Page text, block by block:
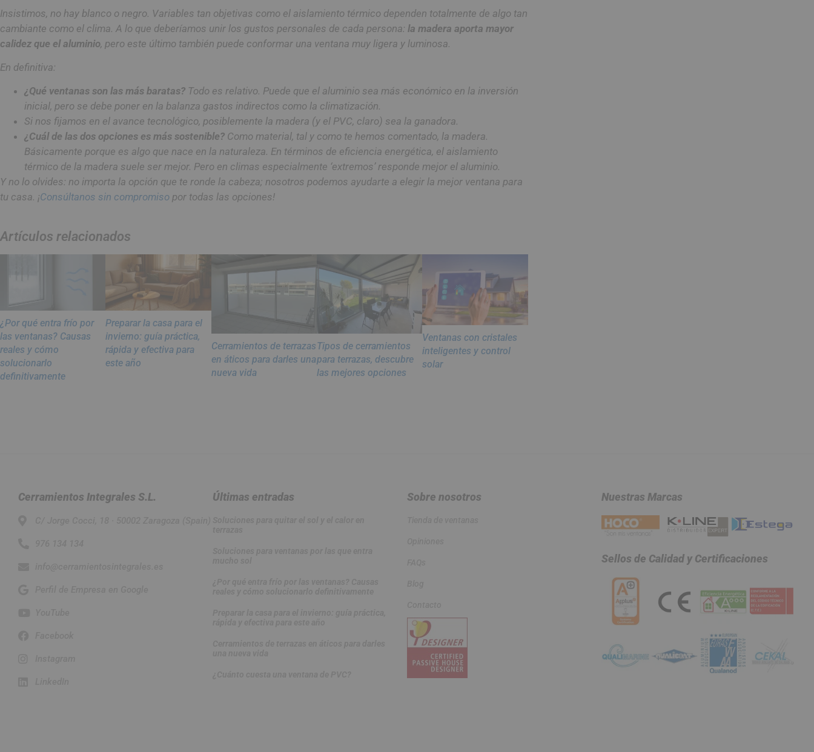
Insistimos, no hay blanco o negro. Variables tan objetivas como el aislamiento térmico dependen totalmente de algo tan
cambiante como el clima. A lo que deberíamos unir los gustos personales de cada persona: la madera aporta mayor
calidez que el aluminio, pero este último también puede conformar una ventana muy ligera y luminosa.
En definitiva:
¿Qué ventanas son las más baratas? Todo es relativo. Puede que el aluminio sea más económico en la inversión
inicial, pero se debe poner en la balanza gastos indirectos como la climatización.
Si nos fijamos en el avance tecnológico, posiblemente la madera (y el PVC, claro) sea la ganadora.
¿Cuál de las dos opciones es más sostenible? Como material, tal y como te hemos comentado, la madera.
Básicamente porque es algo que nace en la naturaleza. En términos de eficiencia energética, el aislamiento
térmico de la madera suele ser mejor. Pero en climas especialmente ‘extremos’ responde mejor el aluminio.
Y no lo olvides: no importa la opción que te ronde la cabeza; nosotros podemos ayudarte a elegir la mejor ventana para
tu casa. ¡Consúltanos sin compromiso por todas las opciones!
Artículos relacionados
¿Por qué entra frío por
las ventanas? Causas
reales y cómo
solucionarlo
definitivamente
Preparar la casa para el
invierno: guía práctica,
rápida y efectiva para
este año
Cerramientos de terrazas
en áticos para darles una
nueva vida
Tipos de cerramientos
para terrazas, descubre
las mejores opciones
Ventanas con cristales
inteligentes y control
solar
Cerramientos Integrales S.L. Últimas entradas Sobre nosotros Nuestras Marcas
Sellos de Calidad y Certificaciones